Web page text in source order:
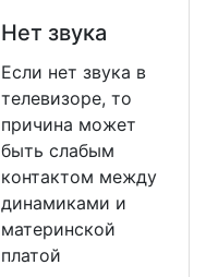
Нет звука
Если нет звука в
телевизоре, то
причина может
быть слабым
контактом между
динамиками и
материнской
платой